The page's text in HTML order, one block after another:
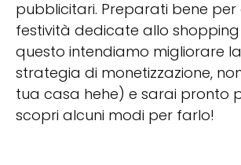
pubblicitari. Preparati bene per
festività dedicate allo
questo intendiamo migliorare
strategia di monetizzazione,
tua casa hehe) e sarai pronto
scopri alcuni modi per farlo!